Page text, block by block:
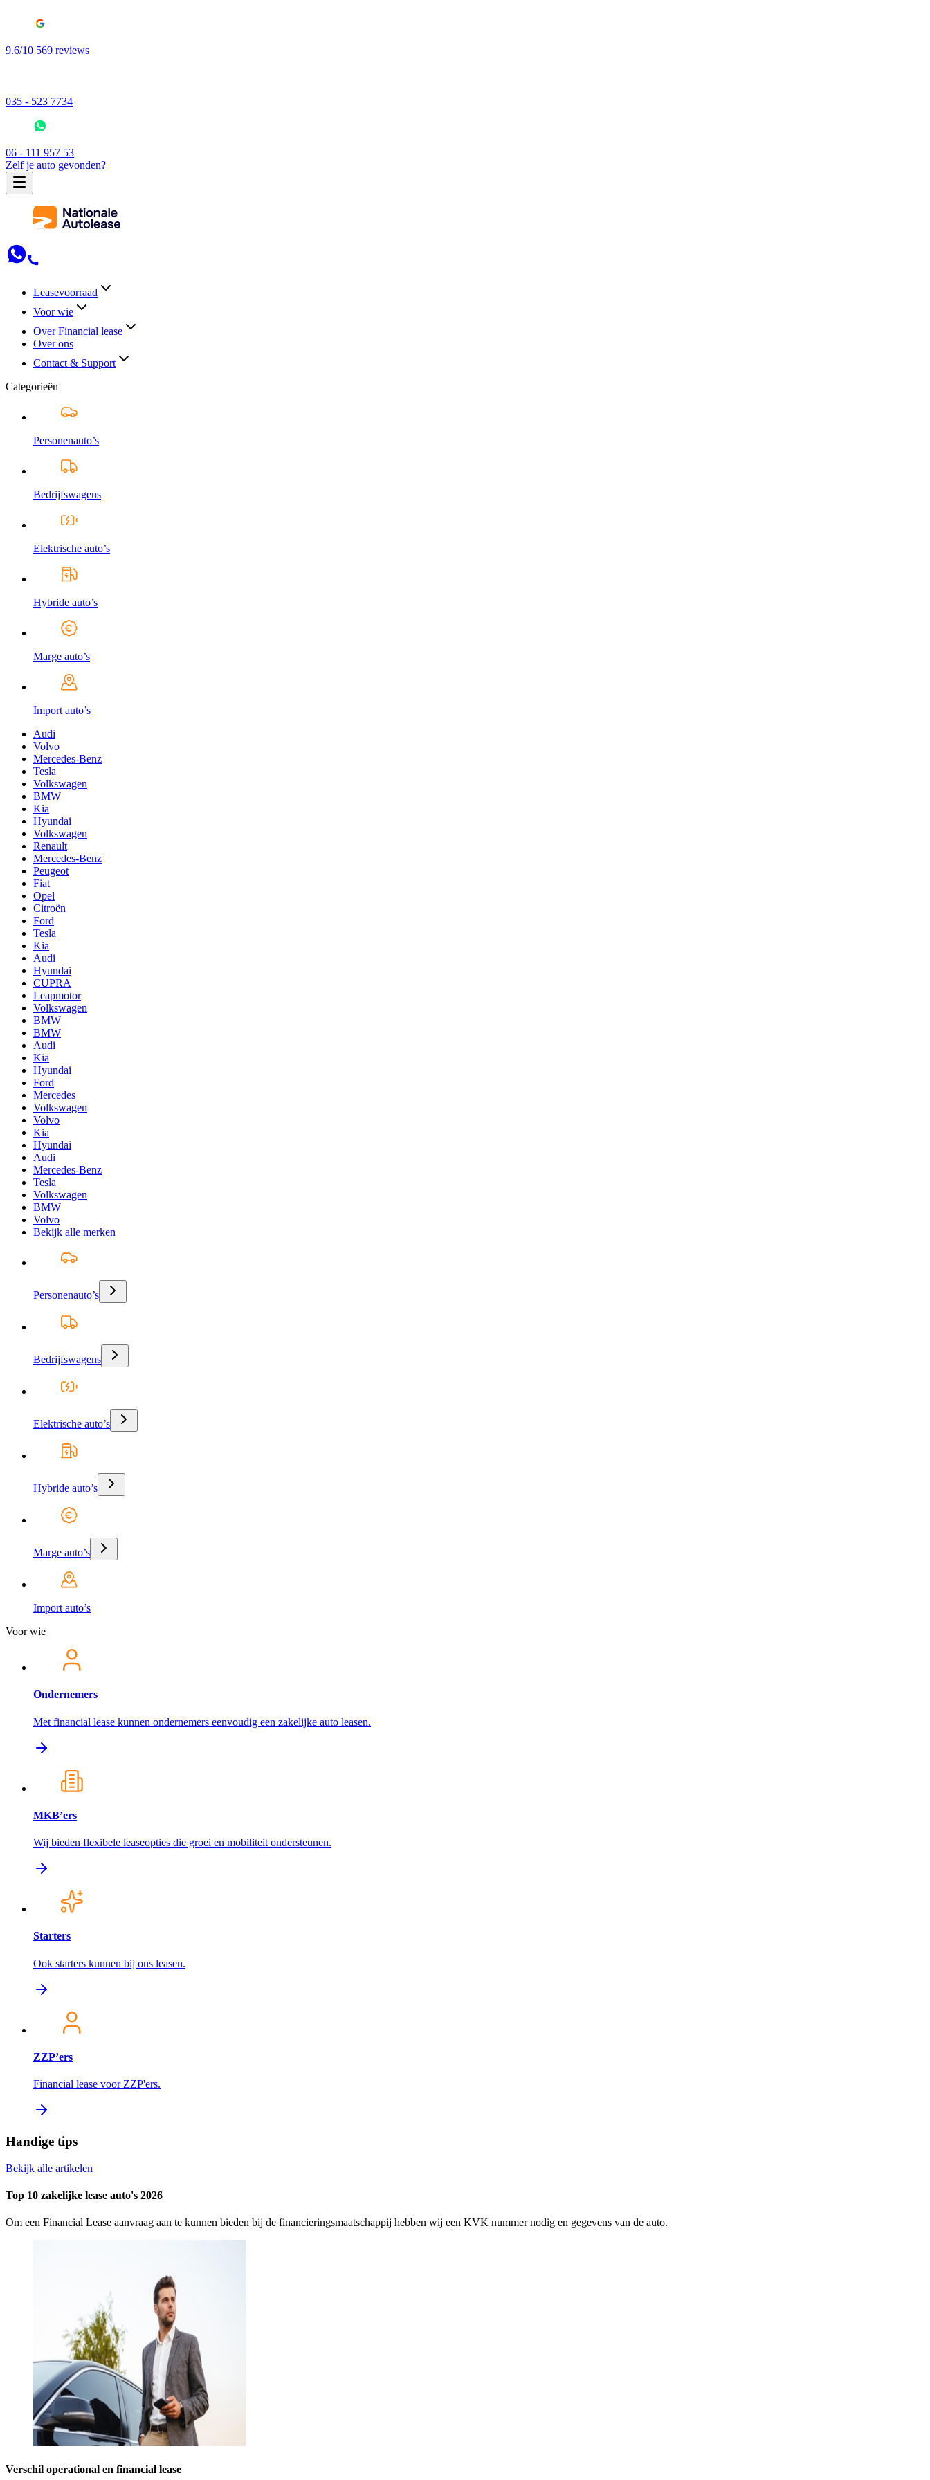
9.6/10 569 reviews
035 - 523 7734
06 - 111 957 53
Zelf je auto gevonden?
Leasevoorraad
Voor wie
Over Financial lease
Over ons
Contact & Support
Categorieën
Personenauto’s
Bedrijfswagens
Elektrische auto’s
Hybride auto’s
Marge auto’s
Import auto’s
Audi
Volvo
Mercedes-Benz
Tesla
Volkswagen
BMW
Kia
Hyundai
Volkswagen
Renault
Mercedes-Benz
Peugeot
Fiat
Opel
Citroën
Ford
Tesla
Kia
Audi
Hyundai
CUPRA
Leapmotor
Volkswagen
BMW
BMW
Audi
Kia
Hyundai
Ford
Mercedes
Volkswagen
Volvo
Kia
Hyundai
Audi
Mercedes-Benz
Tesla
Volkswagen
BMW
Volvo
Bekijk alle merken
Personenauto’s
Bedrijfswagens
Elektrische auto’s
Hybride auto’s
Marge auto’s
Import auto’s
Voor wie
Ondernemers
Met financial lease kunnen ondernemers eenvoudig een zakelijke auto leasen.
MKB’ers
Wij bieden flexibele leaseopties die groei en mobiliteit ondersteunen.
Starters
Ook starters kunnen bij ons leasen.
ZZP’ers
Financial lease voor ZZP'ers.
Handige tips
Bekijk alle artikelen
Top 10 zakelijke lease auto's 2026
Om een Financial Lease aanvraag aan te kunnen bieden bij de financieringsmaatschappij hebben wij een KVK nummer nodig en gegevens van de auto.
Verschil operational en financial lease